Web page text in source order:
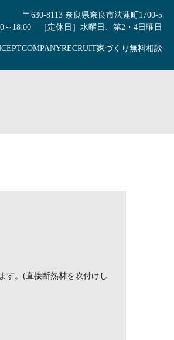
COMPANYRECRUIT家づくり無料相談
〒630-8113 奈良県奈良市法蓮町1700-5
～18:00 ［定休日］水曜日、第2・4日曜日
す。(直接断熱材を吹付けし